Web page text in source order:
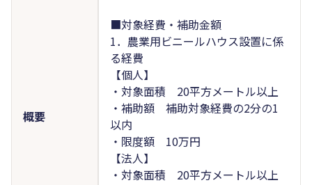
概要
■対象経費・補助金額
1．農業用ビニールハウス設置に係
る経費
【個人】
・対象面積 20平方メートル以上
・補助額 補助対象経費の2分の1
以内
・限度額 10万円
【法人】
・対象面積 20平方メートル以上